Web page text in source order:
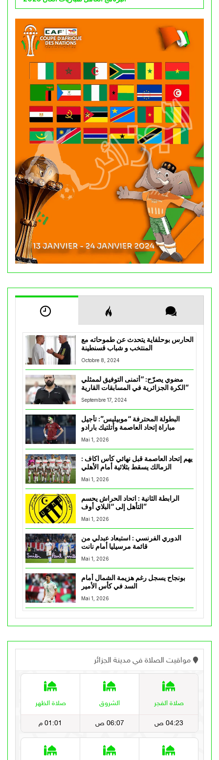
الحارس بوحلفاية يتحدث عن طموحاته مع
المنتخب و شباب قسنطينة
Octobre 8, 2024
مضوي يصرّح: “أتمنى التوفيق لممثلي
الكرة الجزائرية في المسابقات القارية”
Septembre 17, 2024
البطولة المحترفة “موبيليس”: تأجيل
مباراة إتحاد العاصمة وأتلتيك بارادو
Mai 1, 2026
يهم إتحاد العاصمة قبل نهائي كأس اكاف :
Mai 1, 2026
الرابطة الثانية : اتحاد الحراش يحسم
التأهل إلى “البلاي أوف”
Mai 1, 2026
الدوري الفرنسي : استبعاد عبدلي من
قائمة مرسيليا أمام نانت
Mai 1, 2026
بونجاح يسجل رغم هزيمة الشمال أمام
السد في كأس الأمير
Mai 1, 2026